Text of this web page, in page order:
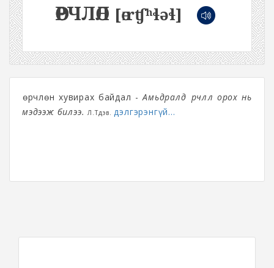
ӨӨРЧЛӨЛ [өːrʧʰɬəɬ]
Өөрчлөн хувирах байдал -Амьдралд өөрчлөл орох нь
мэдээж билээ. Л.Түдэв.дэлгэрэнгүй...